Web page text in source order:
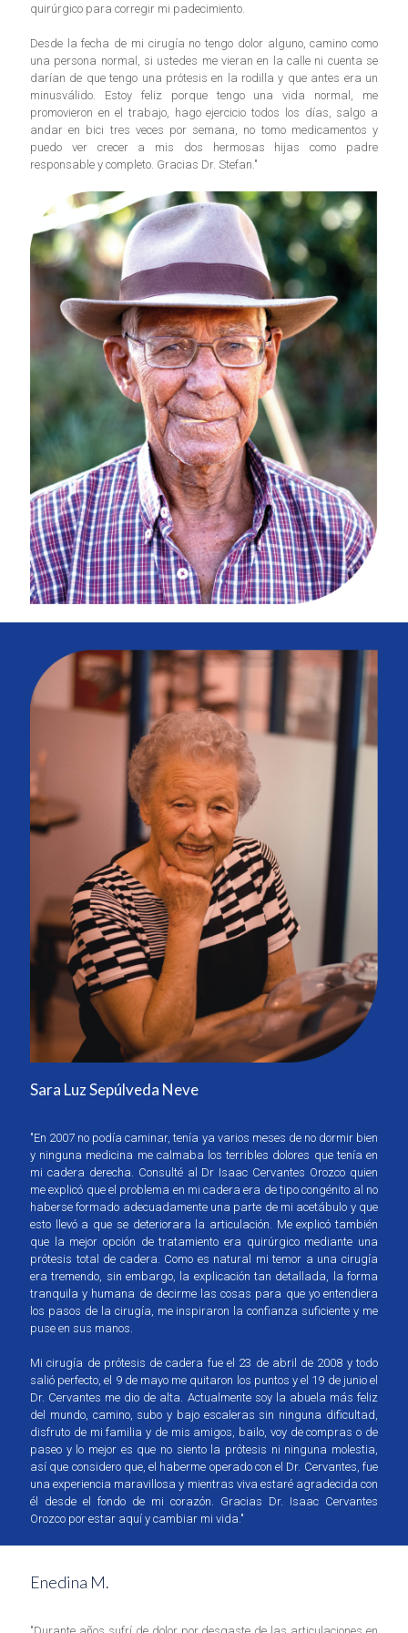
quirúrgico para corregir mi padecimiento.
Desde la fecha de mi cirugía no tengo dolor alguno, camino como
una persona normal, si ustedes me vieran en la calle ni cuenta se
darían de que tengo una prótesis en la rodilla y que antes era un
minusválido. Estoy feliz porque tengo una vida normal, me
promovieron en el trabajo, hago ejercicio todos los días, salgo a
andar en bici tres veces por semana, no tomo medicamentos y
puedo ver crecer a mis dos hermosas hijas como padre
responsable y completo. Gracias Dr. Stefan."
Sara Luz Sepúlveda Neve
"En 2007 no podía caminar, tenía ya varios meses de no dormir bien
y ninguna medicina me calmaba los terribles dolores que tenía en
mi cadera derecha. Consulté al Dr Isaac Cervantes Orozco quien
me explicó que el problema en mi cadera era de tipo congénito al no
haberse formado adecuadamente una parte de mi acetábulo y que
esto llevó a que se deteriorara la articulación. Me explicó también
que la mejor opción de tratamiento era quirúrgico mediante una
prótesis total de cadera. Como es natural mi temor a una cirugía
era tremendo, sin embargo, la explicación tan detallada, la forma
tranquila y humana de decirme las cosas para que yo entendiera
los pasos de la cirugía, me inspiraron la confianza suficiente y me
puse en sus manos.
Mi cirugía de prótesis de cadera fue el 23 de abril de 2008 y todo
salió perfecto, el 9 de mayo me quitaron los puntos y el 19 de junio el
Dr. Cervantes me dio de alta. Actualmente soy la abuela más feliz
del mundo, camino, subo y bajo escaleras sin ninguna dificultad,
disfruto de mi familia y de mis amigos, bailo, voy de compras o de
paseo y lo mejor es que no siento la prótesis ni ninguna molestia,
así que considero que, el haberme operado con el Dr. Cervantes, fue
una experiencia maravillosa y mientras viva estaré agradecida con
él desde el fondo de mi corazón. Gracias Dr. Isaac Cervantes
Orozco por estar aquí y cambiar mi vida."
Enedina M.